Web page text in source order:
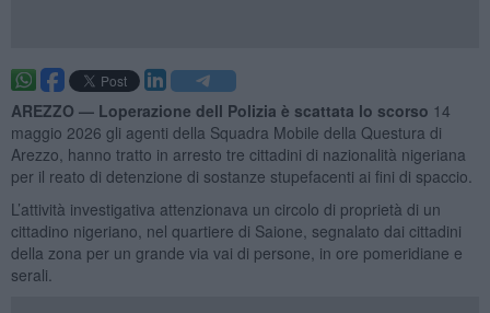
AREZZO — Loperazione dell Polizia è scattata lo scorso 14
maggio 2026 gli agenti della Squadra Mobile della Questura di
Arezzo, hanno tratto in arresto tre cittadini di nazionalità nigeriana
per il reato di detenzione di sostanze stupefacenti ai fini di spaccio.
L’attività investigativa attenzionava un circolo di proprietà di un
cittadino nigeriano, nel quartiere di Saione, segnalato dai cittadini
della zona per un grande via vai di persone, in ore pomeridiane e
serali.